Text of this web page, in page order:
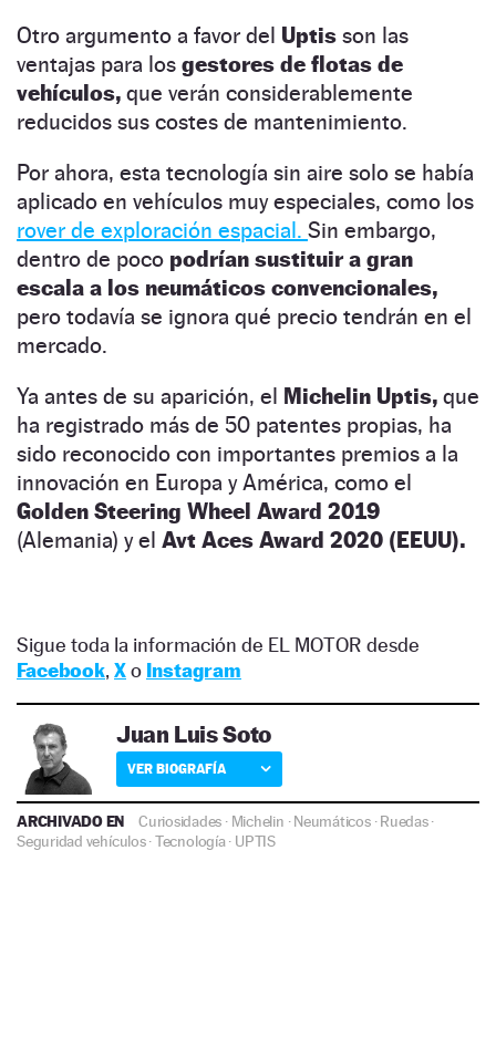
Otro argumento a favor del Uptis son las
ventajas para los gestores de flotas de
vehículos, que verán considerablemente
reducidos sus costes de mantenimiento.
Por ahora, esta tecnología sin aire solo se había
aplicado en vehículos muy especiales, como los
rover de exploración espacial. Sin embargo,
dentro de poco podrían sustituir a gran
escala a los neumáticos convencionales,
pero todavía se ignora qué precio tendrán en el
mercado.
Ya antes de su aparición, el Michelin Uptis, que
ha registrado más de 50 patentes propias, ha
sido reconocido con importantes premios a la
innovación en Europa y América, como el
Golden Steering Wheel Award 2019
(Alemania) y el Avt Aces Award 2020 (EEUU).
Sigue toda la información de EL MOTOR desde
Facebook, Xo Instagram
Juan Luis Soto
VER BIOGRAFÍA
ARCHIVADO EN Curiosidades · Michelin ·Neumáticos·Ruedas·
Seguridad vehículos·Tecnología· UPTIS